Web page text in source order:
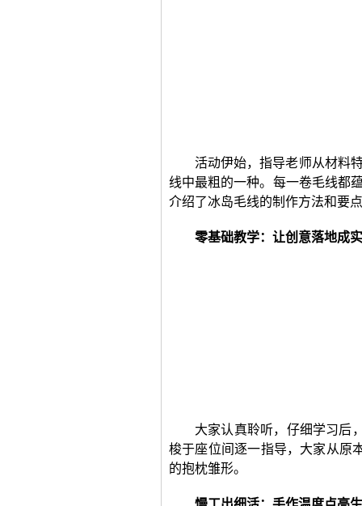
活动伊始，指导老师从材料
线中最粗的一种。每一卷毛线都
介绍了冰岛毛线的制作方法和要
零基础教学：让创意落地成
大家认真聆听，仔细学习后
梭于座位间逐一指导，大家从原
的抱枕雏形。